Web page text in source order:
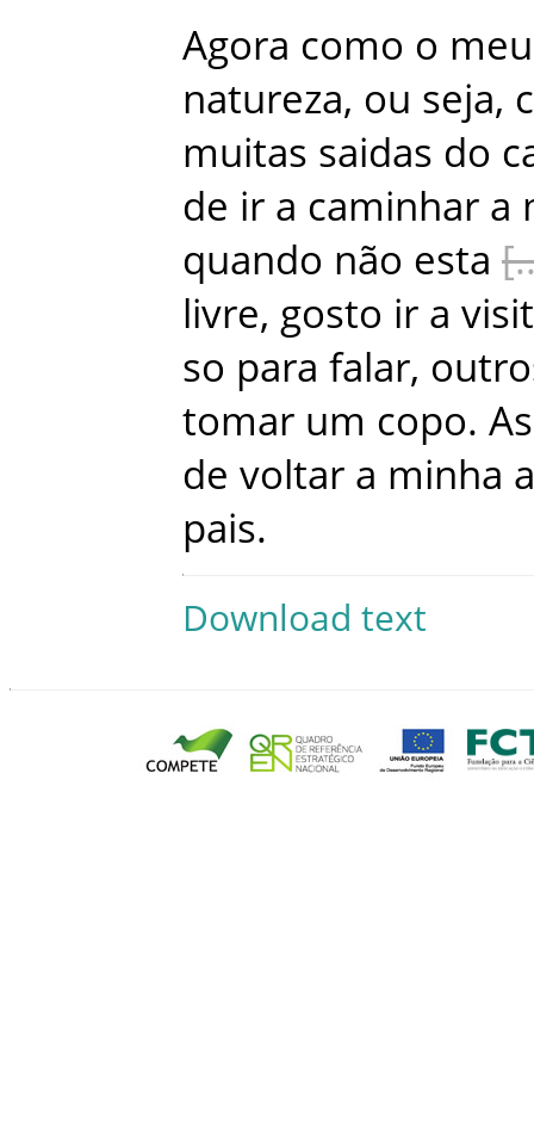
Agora como o meu
natureza, ou seja,
muitas saidas do
de ir a caminhar a
quando não esta
livre, gosto ir a
so para falar,
tomar um copo. As
de voltar a minha
pais.
Download text